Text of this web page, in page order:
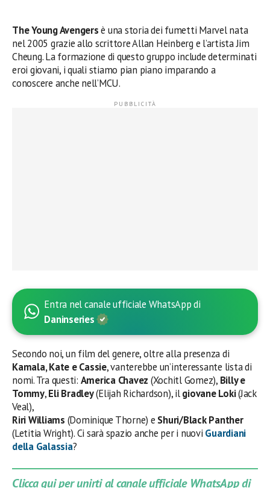
The Young Avengersè una storia dei fumetti Marvel nata
nel 2005 grazie allo scrittore Allan Heinberg e l’artista Jim
Cheung. La formazione di questo gruppo include determinati
eroi giovani, i quali stiamo pian piano imparando a
conoscere anche nell’MCU.
Entra nel canale ufficiale WhatsApp di
Daninseries
Secondo noi, un film del genere, oltre alla presenza di
Kamala, Kate e Cassie, vanterebbe un’interessante lista di
nomi. Tra questi: America Chavez (Xochitl Gomez), Billy e
Tommy,Eli Bradley(Elijah Richardson), ilgiovane Loki(Jack
Veal),
Riri Williams (Dominique Thorne) e Shuri/Black Panther
(Letitia Wright). Ci sarà spazio anche per i nuovi Guardiani
della Galassia?
Clicca qui per unirti al canale ufficiale WhatsApp di